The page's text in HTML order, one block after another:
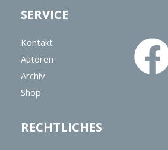
SERVICE
Kontakt
Autoren
Archiv
Shop
RECHTLICHES